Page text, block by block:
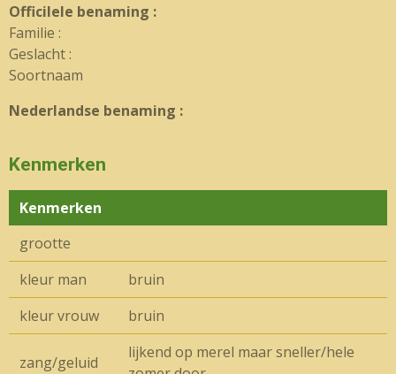
OfficiIele benaming :
Familie :
Geslacht :
Soortnaam
Nederlandse benaming :
Kenmerken
Kenmerken
grootte
kleur man
bruin
kleur vrouw
bruin
zang/geluid
lijkend op merel maar sneller/hele